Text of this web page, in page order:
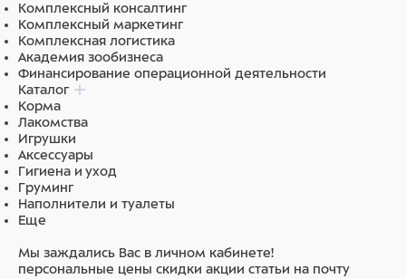
Комплексный консалтинг
Комплексный маркетинг
Комплексная логистика
Академия зообизнеса
Финансирование операционной деятельности
Каталог
Корма
Лакомства
Игрушки
Аксессуары
Гигиена и уход
Груминг
Наполнители и туалеты
Еще
Мы заждались Вас в личном кабинете!
персональные цены скидки акции статьи на почту